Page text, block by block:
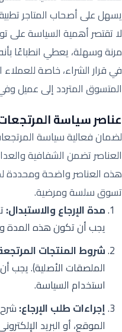
يسهل على أصحاب المتاجر
لا تقتصر أهمية السياسة على
مرنة وسهلة، يعطي انطباعًا
في قرار الشراء، خاصة
المتسوق المتردد إلى عميل
عناصر سياسة
لضمان فعالية سياسة
العناصر تضمن الشفافية
هذه العناصر واضحة ومحددة
تسوق سلسة ومرضية.
مدة الإرجاع والاستبدال:
يجب أن تكون هذه المدة
شروط المنتجات
الملصقات الأصلية). يجب
استخدام السياسة.
إجراءات طلب الإرجاع:
الموقع، أو البريد